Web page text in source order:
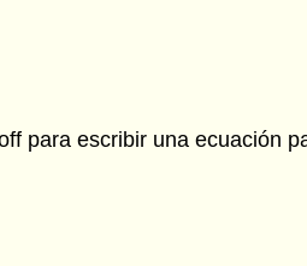
para escribir una ecuación